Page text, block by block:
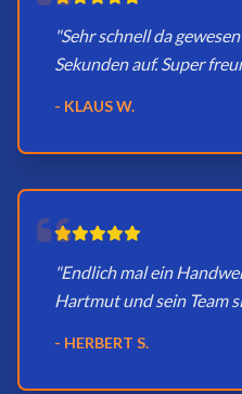
"Sehr schnell da
Sekunden auf. Super
- KLAUS W.
"Endlich mal ein
Hartmut und sein Team
- HERBERT S.